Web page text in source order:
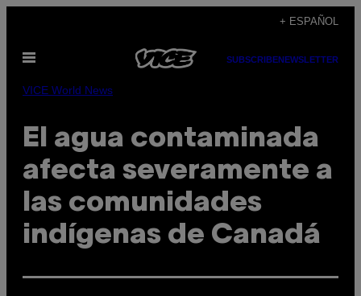
contenido
+ ESPAÑOL
Abrir
SUBSCRIBENEWSLETTER
VICE World News
El agua contaminada
afecta severamente a
las comunidades
indígenas de Canadá